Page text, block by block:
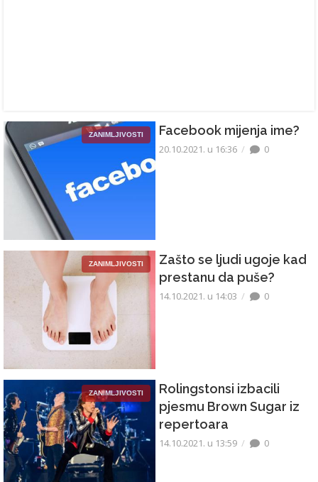
ZANIMLJIVOSTI Facebook mijenja ime?
20.10.2021. u 16:36 0
ZANIMLJIVOSTI
Zašto se ljudi ugoje kad
prestanu da puše?
14.10.2021. u 14:03 0
ZANIMLJIVOSTI
Rolingstonsi izbacili
pjesmu Brown Sugar iz
repertoara
14.10.2021. u 13:59 0